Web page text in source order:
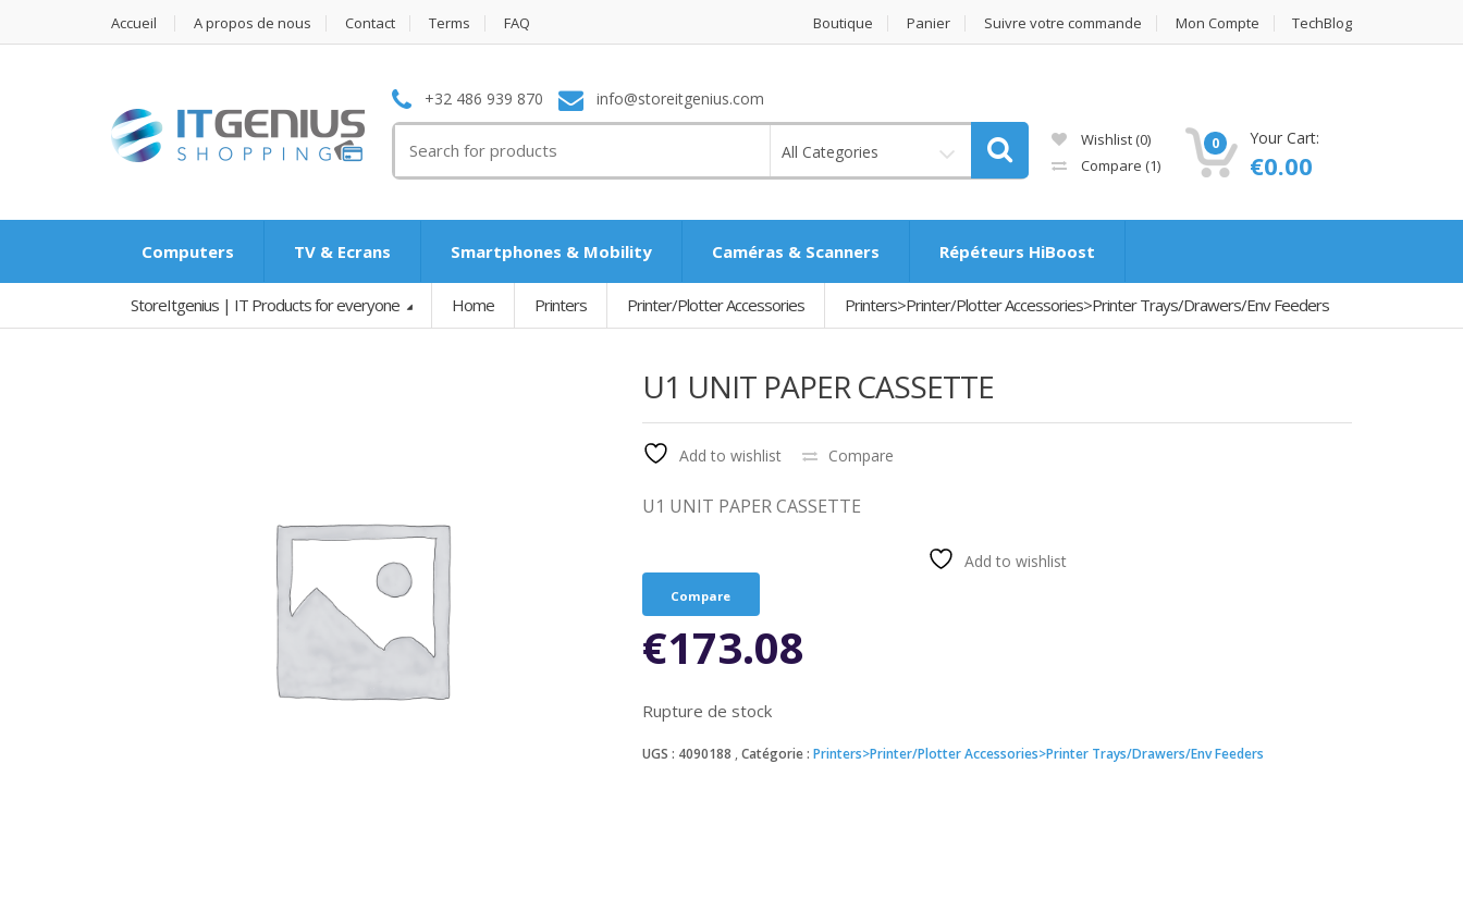
Accueil A propos de nous Contact Terms FAQ Boutique Panier Suivre votre commande Mon Compte TechBlog
+32 486 939 870 info@storeitgenius.com
for:
All Categories
Wishlist (0)
Compare (1)
0 Your Cart:
€0.00
Computers TV & Ecrans Smartphones & Mobility Caméras & Scanners Répéteurs HiBoost
StoreItgenius | IT Products for everyone Home Printers Printer/Plotter Accessories Printers>Printer/Plotter Accessories>Printer Trays/Drawers/Env Feeders
U1 UNIT PAPER CASSETTE
Add to wishlist Compare
U1 UNIT PAPER CASSETTE
Add to wishlist
Compare
€173.08
Rupture de stock
UGS : 4090188 Catégorie : Printers>Printer/Plotter Accessories>Printer Trays/Drawers/Env Feeders